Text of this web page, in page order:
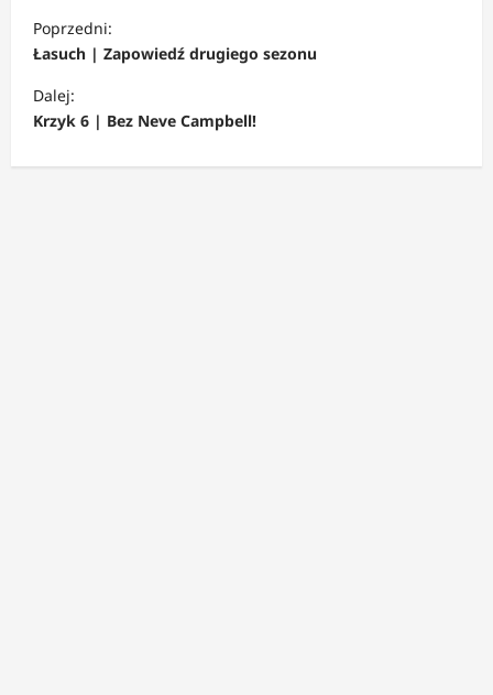
o
b
a
Poprzedni:
Łasuch | Zapowiedź drugiego sezonu
Dalej:
Krzyk 6 | Bez Neve Campbell!